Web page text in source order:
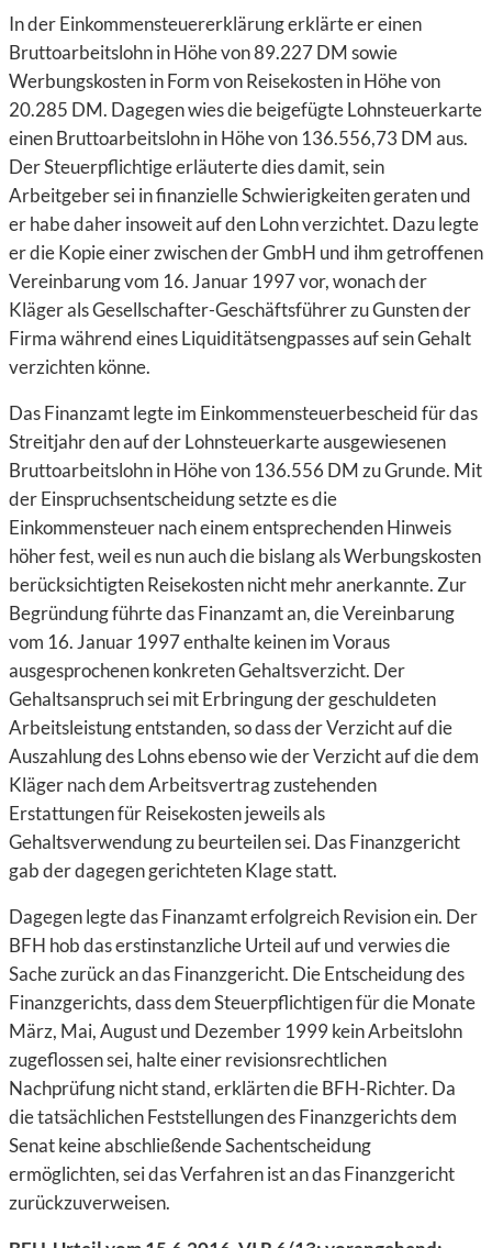
In der Einkommensteuererklärung erklärte er einen
Bruttoarbeitslohn in Höhe von 89.227 DM sowie
Werbungskosten in Form von Reisekosten in Höhe von
20.285 DM. Dagegen wies die beigefügte Lohnsteuerkarte
einen Bruttoarbeitslohn in Höhe von 136.556,73 DM aus.
Der Steuerpflichtige erläuterte dies damit, sein
Arbeitgeber sei in finanzielle Schwierigkeiten geraten und
er habe daher insoweit auf den Lohn verzichtet. Dazu legte
er die Kopie einer zwischen der GmbH und ihm getroffenen
Vereinbarung vom 16. Januar 1997 vor, wonach der
Kläger als Gesellschafter-Geschäftsführer zu Gunsten der
Firma während eines Liquiditätsengpasses auf sein Gehalt
verzichten könne.
Das Finanzamt legte im Einkommensteuerbescheid für das
Streitjahr den auf der Lohnsteuerkarte ausgewiesenen
Bruttoarbeitslohn in Höhe von 136.556 DM zu Grunde. Mit
der Einspruchsentscheidung setzte es die
Einkommensteuer nach einem entsprechenden Hinweis
höher fest, weil es nun auch die bislang als Werbungskosten
berücksichtigten Reisekosten nicht mehr anerkannte. Zur
Begründung führte das Finanzamt an, die Vereinbarung
vom 16. Januar 1997 enthalte keinen im Voraus
ausgesprochenen konkreten Gehaltsverzicht. Der
Gehaltsanspruch sei mit Erbringung der geschuldeten
Arbeitsleistung entstanden, so dass der Verzicht auf die
Auszahlung des Lohns ebenso wie der Verzicht auf die dem
Kläger nach dem Arbeitsvertrag zustehenden
Erstattungen für Reisekosten jeweils als
Gehaltsverwendung zu beurteilen sei. Das Finanzgericht
gab der dagegen gerichteten Klage statt.
Dagegen legte das Finanzamt erfolgreich Revision ein. Der
BFH hob das erstinstanzliche Urteil auf und verwies die
Sache zurück an das Finanzgericht. Die Entscheidung des
Finanzgerichts, dass dem Steuerpflichtigen für die Monate
März, Mai, August und Dezember 1999 kein Arbeitslohn
zugeflossen sei, halte einer revisionsrechtlichen
Nachprüfung nicht stand, erklärten die BFH-Richter. Da
die tatsächlichen Feststellungen des Finanzgerichts dem
Senat keine abschließende Sachentscheidung
ermöglichten, sei das Verfahren ist an das Finanzgericht
zurückzuverweisen.